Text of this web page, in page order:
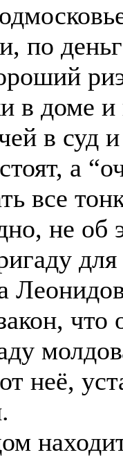
по
в доме и
в суд
а
все
не об
неё,